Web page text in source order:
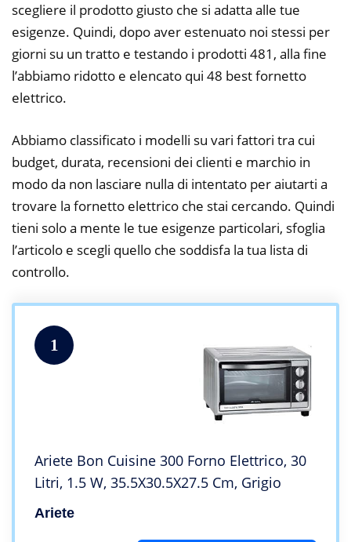
scegliere il prodotto giusto che si adatta alle tue
esigenze. Quindi, dopo aver estenuato noi stessi per
giorni su un tratto e testando i prodotti 481, alla fine
l’abbiamo ridotto e elencato qui 48 best fornetto
elettrico.
Abbiamo classificato i modelli su vari fattori tra cui
budget, durata, recensioni dei clienti e marchio in
modo da non lasciare nulla di intentato per aiutarti a
trovare la fornetto elettrico che stai cercando. Quindi
tieni solo a mente le tue esigenze particolari, sfoglia
l’articolo e scegli quello che soddisfa la tua lista di
controllo.
1
Ariete Bon Cuisine 300 Forno Elettrico, 30
Litri, 1.5 W, 35.5X30.5X27.5 Cm, Grigio
Ariete